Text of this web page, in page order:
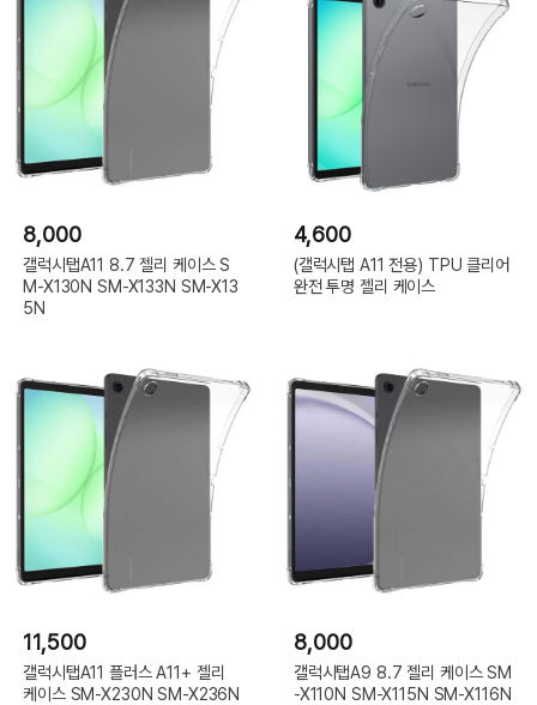
8,000
갤럭시탭A11 8.7 젤리 케이스 S
M-X130N SM-X133N SM-X13
5N
4,600
(갤럭시탭 A11 전용) TPU 클리어
완전 투명 젤리 케이스
11,500
갤럭시탭A11 플러스 A11+ 젤리
케이스 SM-X230N SM-X236N
8,000
갤럭시탭A9 8.7 젤리 케이스 SM
-X110N SM-X115N SM-X116N